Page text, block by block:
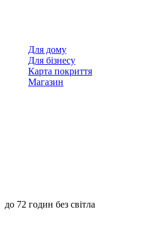
Для дому
Для бізнесу
Карта покриття
Магазин
до 72 годин без світла